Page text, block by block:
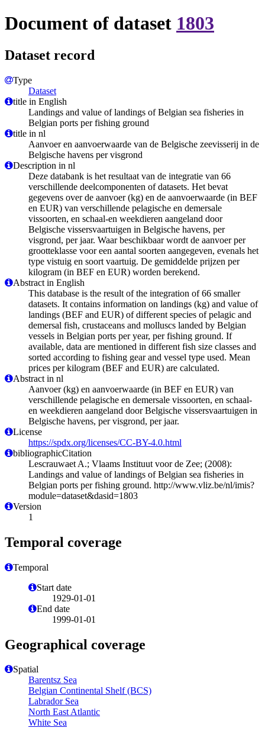
Document of dataset 1803
Dataset record
Type
Dataset
title in English
Landings and value of landings of Belgian sea fisheries in
Belgian ports per fishing ground
title in nl
Aanvoer en aanvoerwaarde van de Belgische zeevisserij in de
Belgische havens per visgrond
Description in nl
Deze databank is het resultaat van de integratie van 66
verschillende deelcomponenten of datasets. Het bevat
gegevens over de aanvoer (kg) en de aanvoerwaarde (in BEF
en EUR) van verschillende pelagische en demersale
vissoorten, en schaal-en weekdieren aangeland door
Belgische vissersvaartuigen in Belgische havens, per
visgrond, per jaar. Waar beschikbaar wordt de aanvoer per
grootteklasse voor een aantal soorten aangegeven, evenals het
type vistuig en soort vaartuig. De gemiddelde prijzen per
kilogram (in BEF en EUR) worden berekend.
Abstract in English
This database is the result of the integration of 66 smaller
datasets. It contains information on landings (kg) and value of
landings (BEF and EUR) of different species of pelagic and
demersal fish, crustaceans and molluscs landed by Belgian
vessels in Belgian ports per year, per fishing ground. If
available, data are mentioned in different fish size classes and
sorted according to fishing gear and vessel type used. Mean
prices per kilogram (BEF and EUR) are calculated.
Abstract in nl
Aanvoer (kg) en aanvoerwaarde (in BEF en EUR) van
verschillende pelagische en demersale vissoorten, en schaal-
en weekdieren aangeland door Belgische vissersvaartuigen in
Belgische havens, per visgrond, per jaar.
License
https://spdx.org/licenses/CC-BY-4.0.html
bibliographicCitation
Lescrauwaet A.; Vlaams Instituut voor de Zee; (2008):
Landings and value of landings of Belgian sea fisheries in
Belgian ports per fishing ground. http://www.vliz.be/nl/imis?
module=dataset&dasid=1803
Version
1
Temporal coverage
Temporal
Start date
1929-01-01
End date
1999-01-01
Geographical coverage
Spatial
Barentsz Sea
Belgian Continental Shelf (BCS)
Labrador Sea
North East Atlantic
White Sea